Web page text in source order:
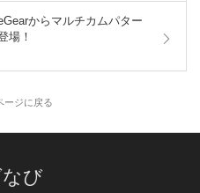
からマルチカムパター
場！
ージに戻る